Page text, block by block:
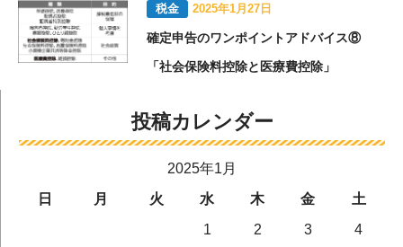
税金 2025年1月27日
確定申告のワンポイントアドバイス⑧
「社会保険料控除と医療費控除」
投稿カレンダー
2025年1月
日
月 火 水 木 金
土
1
2 3
4